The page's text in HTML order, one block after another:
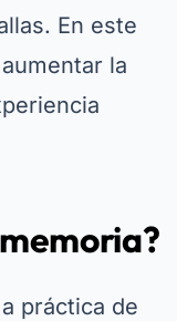
En este
la
práctica de